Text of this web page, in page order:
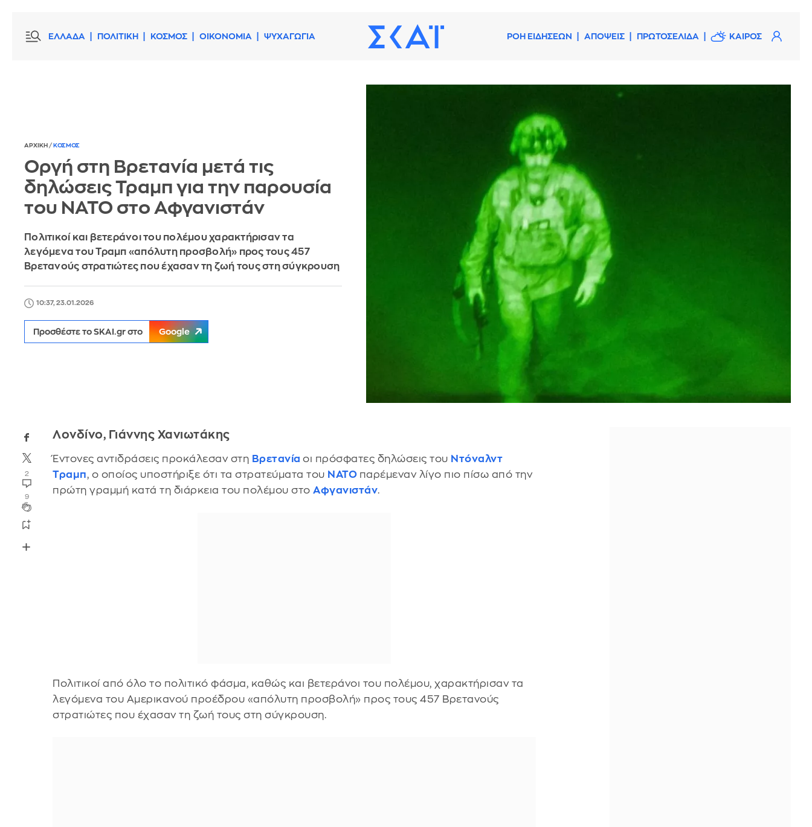
ΕΛΛΑΔΑ ΠΟΛΙΤΙΚΗ ΚΟΣΜΟΣ ΟΙΚΟΝΟΜΙΑ ΨΥΧΑΓΩΓΙΑ ΡΟΗ ΕΙΔΗΣΕΩΝ ΑΠΟΨΕΙΣ ΠΡΩΤΟΣΕΛΙΔΑ ΚΑΙΡΟΣ
ΑΡΧΙΚΗ / ΚΟΣΜΟΣ
Οργή στη Βρετανία μετά τις
δηλώσεις Τραμπ για την παρουσία
του ΝΑΤΟ στο Αφγανιστάν
Πολιτικοί και βετεράνοι του πολέμου χαρακτήρισαν τα
λεγόμενα του Τραμπ «απόλυτη προσβολή» προς τους 457
Βρετανούς στρατιώτες που έχασαν τη ζωή τους στη σύγκρουση
10:37, 23.01.2026
Προσθέστε το SKAI.gr στο Google
2
9
Λονδίνο, Γιάννης Χανιωτάκης
Έντονες αντιδράσεις προκάλεσαν στη Βρετανίαοι πρόσφατες δηλώσεις του Ντόναλντ
Τραμπ, ο οποίος υποστήριξε ότι τα στρατεύματα του ΝΑΤΟ παρέμεναν λίγο πιο πίσω από την
πρώτη γραμμή κατά τη διάρκεια του πολέμου στοΑφγανιστάν.
Πολιτικοί από όλο το πολιτικό φάσμα, καθώς και βετεράνοι του πολέμου, χαρακτήρισαν τα
λεγόμενα του Αμερικανού προέδρου «απόλυτη προσβολή» προς τους 457 Βρετανούς
στρατιώτες που έχασαν τη ζωή τους στη σύγκρουση.